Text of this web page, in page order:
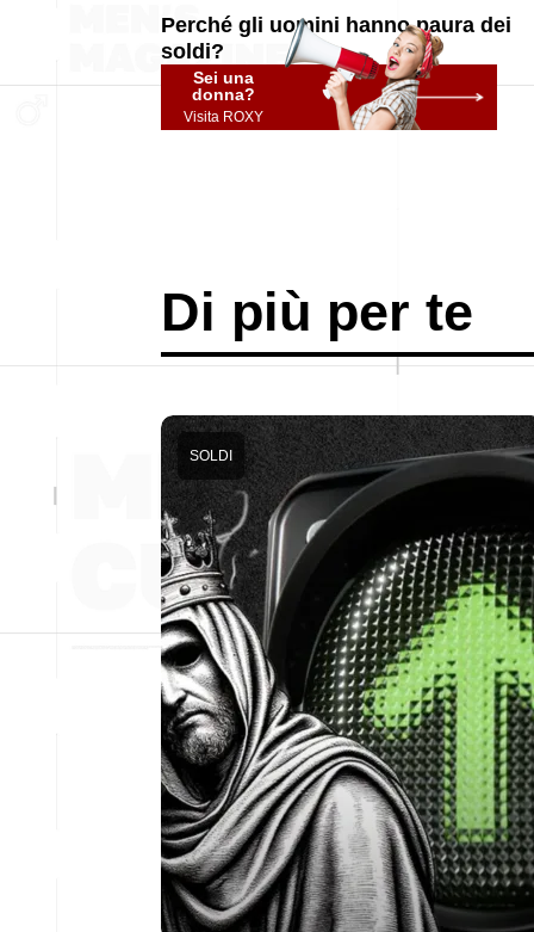
Perché gli uomini hanno paura dei
soldi?
Sei una
donna?
Visita ROXY
Di più per te
SOLDI